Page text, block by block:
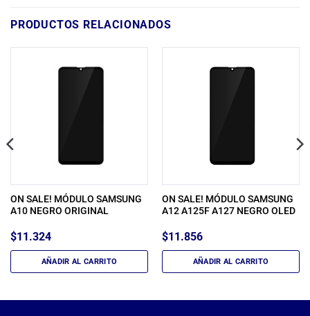
PRODUCTOS RELACIONADOS
ON SALE! MÓDULO SAMSUNG
A10 NEGRO ORIGINAL
$11.324
AÑADIR AL CARRITO
ON SALE! MÓDULO SAMSUNG
A12 A125F A127 NEGRO OLED
$11.856
AÑADIR AL CARRITO